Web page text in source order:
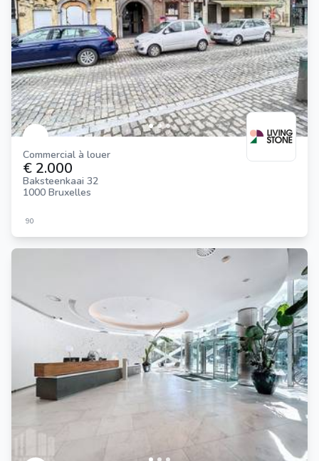
Commercial à louer
€ 2.000
Baksteenkaai 32
1000 Bruxelles
90